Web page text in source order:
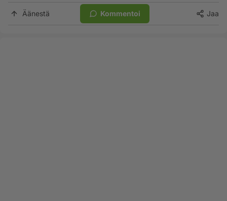
Äänestä Kommentoi Jaa